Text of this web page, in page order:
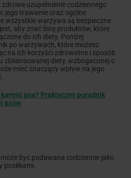
uzupełnienie codziennego
jego trawienie oraz ogólne
wszystkie warzywa są bezpieczne
aby znać listę produktów, które
do ich diety. Poniżej
po warzywach, które możesz
na ich korzyści zdrowotne i sposób
zbilansowanej diety, wzbogaconej o
mieć znaczący wpływ na jego
psa? Praktyczny poradnik
psów
być podawana codziennie jako
posiłkami.